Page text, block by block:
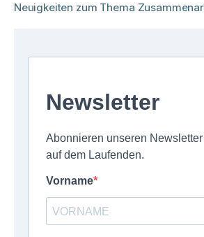
Neuigkeiten zum Thema